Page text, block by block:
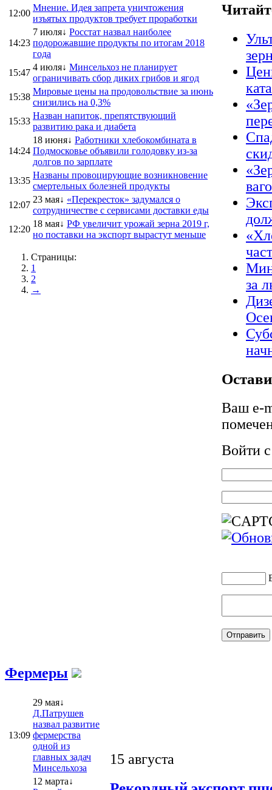
12:00
Мнение. Идея запрета уничтожения
изъятых продуктов требует проработки
14:23
7 июля↓ Росстат назвал наиболее
подорожавшие продукты по итогам 2018
года
15:47
4 июля↓ Минсельхоз не планирует
ограничивать сбор диких грибов и ягод
15:38
Мировые цены на продовольствие за июнь
снизились на 0,3%
15:33
Назван напиток, препятствующий
развитию рака и диабета
14:24
18 июня↓ Работники хлебокомбината в
Подмосковье объявили голодовку из-за
долгов по зарплате
13:35
Названы провоцирующие возникновение
смертельных болезней продукты
12:07
23 мая↓ «Перекресток» задумался о
сотрудничестве с сервисами доставки еды
12:20
18 мая↓ РФ увеличит урожай зерна 2019 г,
но поставки на экспорт вырастут меньше
Страницы:
1
2
→
за
Ваш e-
Войти
Фермеры
13:09
29 мая↓
Д.Патрушев
назвал развитие
фермерства
одной из
главных задач
Минсельхоза
12 марта↓
15 августа